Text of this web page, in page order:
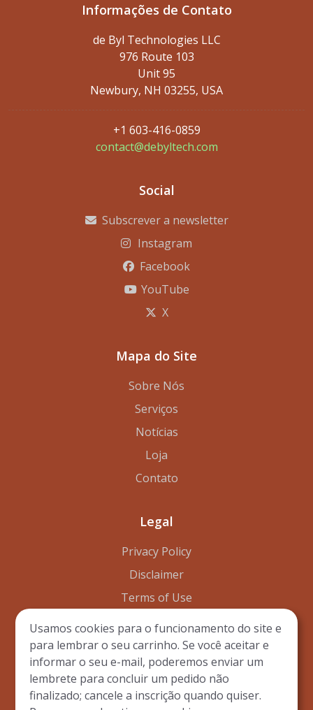
Informações de Contato
de Byl Technologies LLC
976 Route 103
Unit 95
Newbury, NH 03255, USA
+1 603-416-0859
contact@debyltech.com
Social
Subscrever a newsletter
Instagram
Facebook
YouTube
X
Mapa do Site
Sobre Nós
Serviços
Notícias
Loja
Contato
Legal
Privacy Policy
Disclaimer
Terms of Use
© Copyright 2023 - Todos os Direitos Reservados por
de Byl Technologies LLC·Preferências de
Usamos cookies para o funcionamento do site e
para lembrar o seu carrinho. Se você aceitar e
informar o seu e-mail, poderemos enviar um
lembrete para concluir um pedido não
finalizado; cancele a inscrição quando quiser.